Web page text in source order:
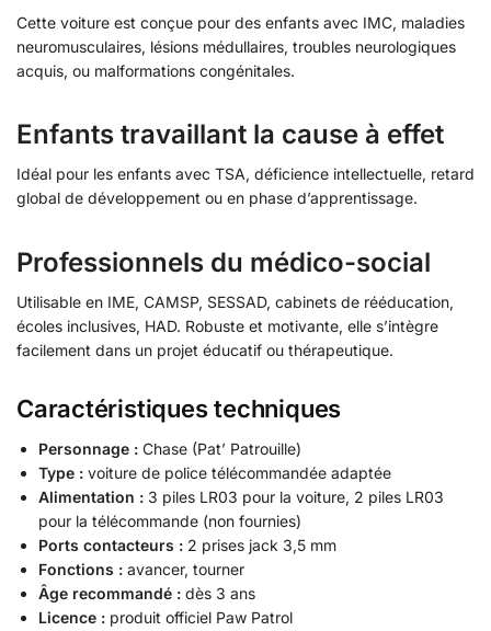
Cette voiture est conçue pour des enfants avec IMC, maladies
neuromusculaires, lésions médullaires, troubles neurologiques
acquis, ou malformations congénitales.
Enfants travaillant la cause à effet
Idéal pour les enfants avec TSA, déficience intellectuelle, retard
global de développement ou en phase d’apprentissage.
Professionnels du médico-social
Utilisable en IME, CAMSP, SESSAD, cabinets de rééducation,
écoles inclusives, HAD. Robuste et motivante, elle s’intègre
facilement dans un projet éducatif ou thérapeutique.
Caractéristiques techniques
Personnage : Chase (Pat’ Patrouille)
Type : voiture de police télécommandée adaptée
Alimentation : 3 piles LR03 pour la voiture, 2 piles LR03
pour la télécommande (non fournies)
Ports contacteurs : 2 prises jack 3,5 mm
Fonctions : avancer, tourner
Âge recommandé : dès 3 ans
Licence : produit officiel Paw Patrol